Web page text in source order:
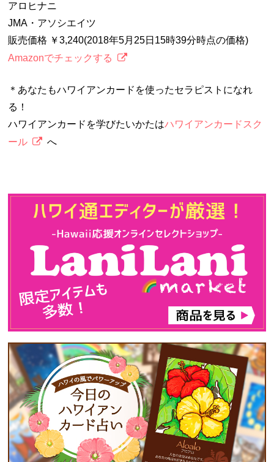
アロヒナニ
JMA・アソシエイツ
販売価格 ￥3,240(2018年5月25日15時39分時点の価格)
Amazonでチェックする
＊あなたもハワイアンカードを使ったセラピストになれ
る！
ハワイアンカードを学びたいかたはハワイアンカードスク
ール
へ